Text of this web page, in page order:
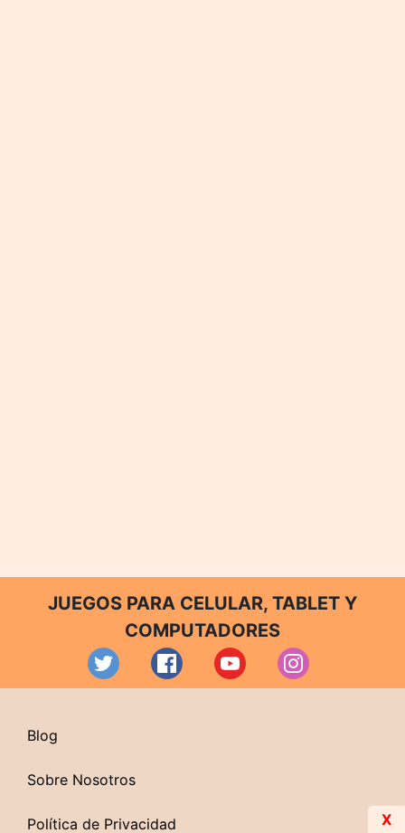
JUEGOS PARA CELULAR, TABLET Y
COMPUTADORES
Blog
Sobre Nosotros
Política de Privacidad X